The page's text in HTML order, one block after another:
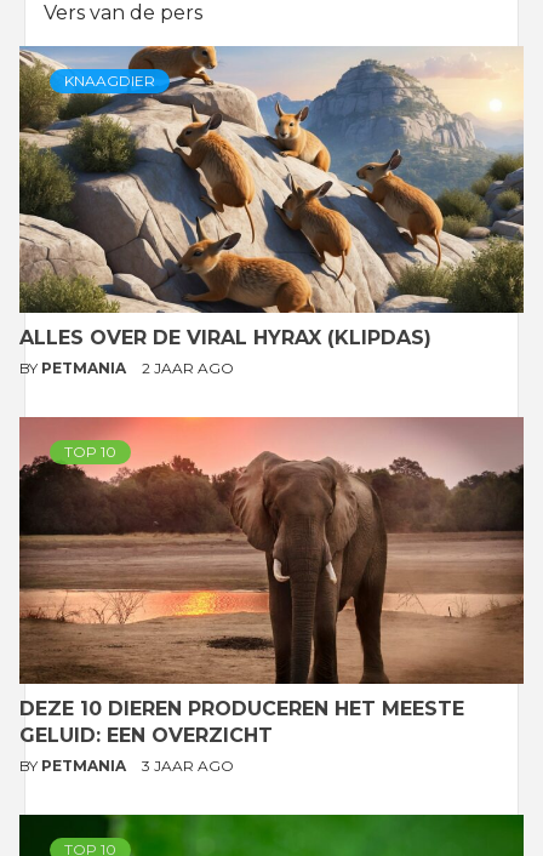
Vers van de pers
KNAAGDIER
ALLES OVER DE VIRAL HYRAX (KLIPDAS)
BY PETMANIA 2 JAAR AGO
TOP 10
DEZE 10 DIEREN PRODUCEREN HET MEESTE
GELUID: EEN OVERZICHT
BY PETMANIA 3 JAAR AGO
TOP 10